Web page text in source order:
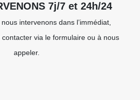
7j/7 et 24h/24
intervenons dans l’immédiat,
contacter via le formulaire ou à nous
appeler.